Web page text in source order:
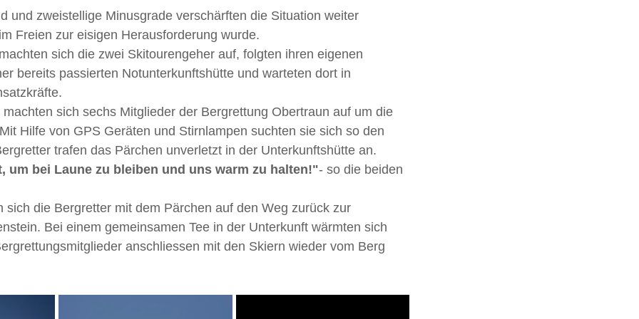
und zweistellige Minusgrade verschärften die Situation weiter
Freien zur eisigen Herausforderung wurde.
sich die zwei Skitourengeher auf, folgten ihren eigenen
bereits passierten Notunterkunftshütte und warteten dort in
sich sechs Mitglieder der Bergrettung Obertraun auf um die
Hilfe von GPS Geräten und Stirnlampen suchten sie sich so den
trafen das Pärchen unverletzt in der Unterkunftshütte an.
um bei Laune zu bleiben und uns warm zu halten!"- so die beiden
sich die Bergretter mit dem Pärchen auf den Weg zurück zur
Bei einem gemeinsamen Tee in der Unterkunft wärmten sich
anschliessen mit den Skiern wieder vom Berg